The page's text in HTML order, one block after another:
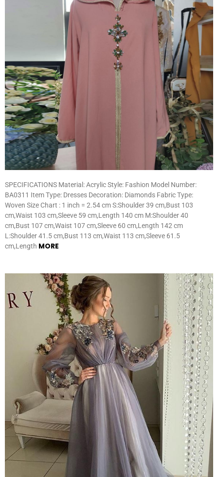
SPECIFICATIONS Material: Acrylic Style: Fashion Model Number:
BA0311 Item Type: Dresses Decoration: Diamonds Fabric Type:
Woven Size Chart : 1 inch = 2.54 cm S:Shoulder 39 cm,Bust 103
cm,Waist 103 cm,Sleeve 59 cm,Length 140 cm M:Shoulder 40
cm,Bust 107 cm,Waist 107 cm,Sleeve 60 cm,Length 142 cm
L:Shoulder 41.5 cm,Bust 113 cm,Waist 113 cm,Sleeve 61.5
cm,Length MORE